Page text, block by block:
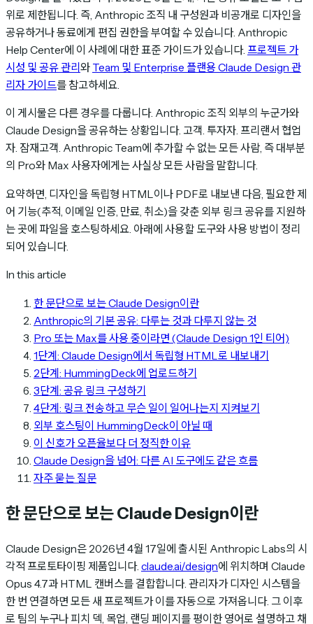
위로 제한됩니다. 즉, Anthropic 조직 내 구성원과 비공개로 디자인을
공유하거나 동료에게 편집 권한을 부여할 수 있습니다. Anthropic
Help Center에 이 사례에 대한 표준 가이드가 있습니다. 프로젝트 가
시성 및 공유 관리 와 Team 및 Enterprise 플랜용 Claude Design 관
리자 가이드를 참고하세요.
이 게시물은 다른 경우를 다룹니다. Anthropic 조직 외부의 누군가와
Claude Design을 공유하는 상황입니다. 고객. 투자자. 프리랜서 협업
자. 잠재고객. Anthropic Team에 추가할 수 없는 모든 사람, 즉 대부분
의 Pro와 Max 사용자에게는 사실상 모든 사람을 말합니다.
요약하면, 디자인을 독립형 HTML이나 PDF로 내보낸 다음, 필요한 제
어 기능(추적, 이메일 인증, 만료, 취소)을 갖춘 외부 링크 공유를 지원하
는 곳에 파일을 호스팅하세요. 아래에 사용할 도구와 사용 방법이 정리
되어 있습니다.
In this article
한 문단으로 보는 Claude Design이란
Anthropic의 기본 공유: 다루는 것과 다루지 않는 것
Pro 또는 Max를 사용 중이라면 (Claude Design 1인 티어)
1단계: Claude Design에서 독립형 HTML로 내보내기
2단계: HummingDeck에 업로드하기
3단계: 공유 링크 구성하기
4단계: 링크 전송하고 무슨 일이 일어나는지 지켜보기
외부 호스팅이 HummingDeck이 아닐 때
이 신호가 오픈율보다 더 정직한 이유
Claude Design을 넘어: 다른 AI 도구에도 같은 흐름
자주 묻는 질문
한 문단으로 보는 Claude Design이란
Claude Design은 2026년 4월 17일에 출시된 Anthropic Labs의 시
각적 프로토타이핑 제품입니다. claude.ai/design에 위치하며 Claude
Opus 4.7과 HTML 캔버스를 결합합니다. 관리자가 디자인 시스템을
한 번 연결하면 모든 새 프로젝트가 이를 자동으로 가져옵니다. 그 이후
로 팀의 누구나 피치 덱, 목업, 랜딩 페이지를 평이한 영어로 설명하고 채